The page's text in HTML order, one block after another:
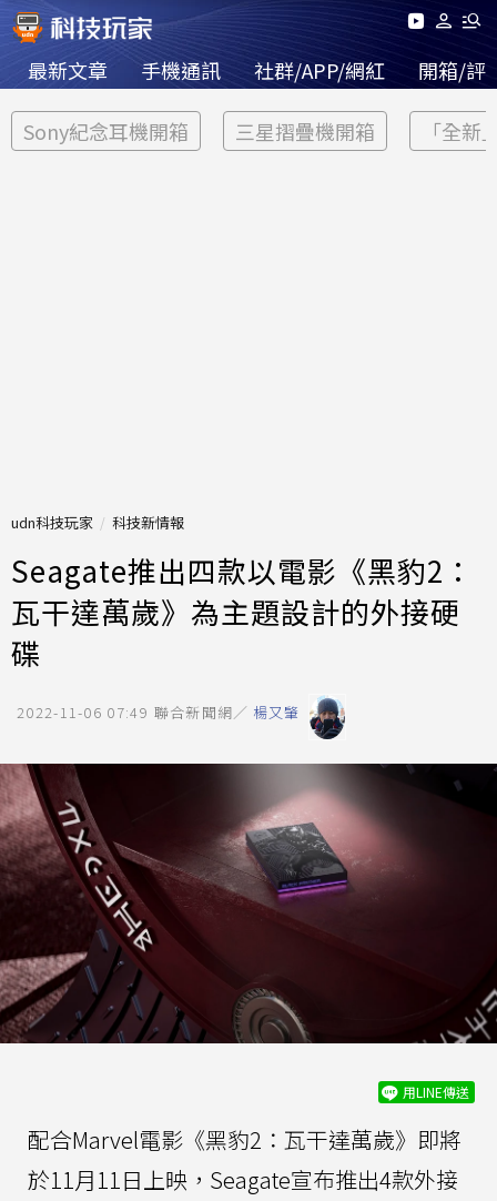
最新文章 手機通訊 社群/APP/網紅 開箱/評
Sony紀念耳機開箱 三星摺疊機開箱 「全新
udn科技玩家 科技新情報
Seagate推出四款以電影《黑豹2：
瓦干達萬歲》為主題設計的外接硬
碟
2022-11-06 07:49 聯合新聞網／ 楊又肇
用LINE傳送
配合Marvel電影《黑豹2：瓦干達萬歲》即將
於11月11日上映，Seagate宣布推出4款外接